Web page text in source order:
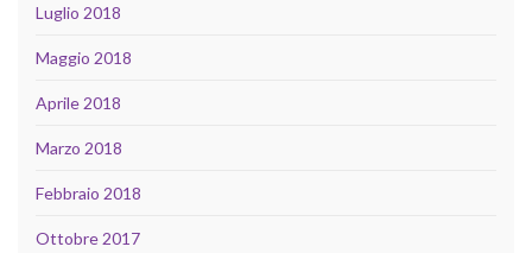
Luglio 2018
Maggio 2018
Aprile 2018
Marzo 2018
Febbraio 2018
Ottobre 2017